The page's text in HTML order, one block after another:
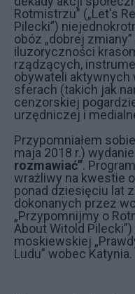
Rotmistrzu” („Let's
Pilecki”)
obóz „dobrej
iluzoryczności
rządzących,
obywateli aktywnych
sferach (takich jak
cenzorskiej
urzędniczej i
Przypomniałem
maja 2018 r.)
rozmawiać”.
wrażliwy na kwestie
ponad dziesięciu lat
dokonanych przez
„Przypomnijmy o
About Witold
moskiewskiej
Ludu” wobec Katynia.